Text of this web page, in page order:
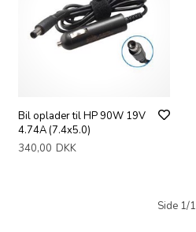
Bil oplader til HP 90W 19V
4.74A (7.4x5.0)
340,00 DKK
Side 1/1